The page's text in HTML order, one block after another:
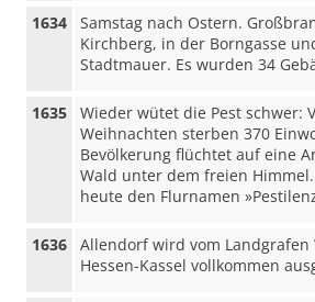
1634
Samstag nach Ostern.
Kirchberg, in der Borngasse
Stadtmauer. Es wurden 34
1635
Wieder wütet die Pest schwer:
Weihnachten sterben 370
Bevölkerung flüchtet auf eine
Wald unter dem freien
heute den Flurnamen
1636
Allendorf wird vom Landgrafen
Hessen-Kassel vollkommen